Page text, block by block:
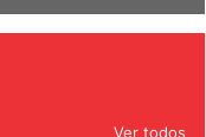
Ver todos